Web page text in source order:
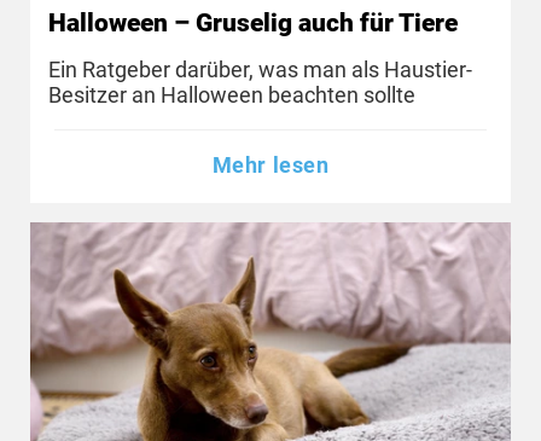
Halloween – Gruselig auch für Tiere
Ein Ratgeber darüber, was man als Haustier-
Besitzer an Halloween beachten sollte
Mehr lesen